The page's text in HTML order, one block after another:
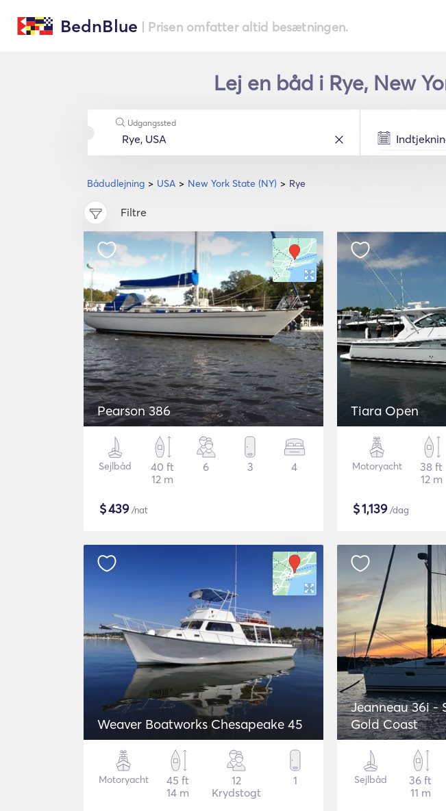
BednBlue | Prisen omfatter altid besætningen.
Lej en båd i Rye, New
Bådudlejning USA New York State (NY) Rye
Udgangssted
Filtre
Pearson 386
Sejlbåd
40 ft
12 m
6 3 4
$439/nat
Tiara Open
Motoryacht
38 ft
12 m
$1,139/dag
Weaver Boatworks Chesapeake 45
Motoryacht
45 ft
14 m
12
Krydstogt
1
Jeanneau 36i -
Gold Coast
Sejlbåd
36 ft
11 m